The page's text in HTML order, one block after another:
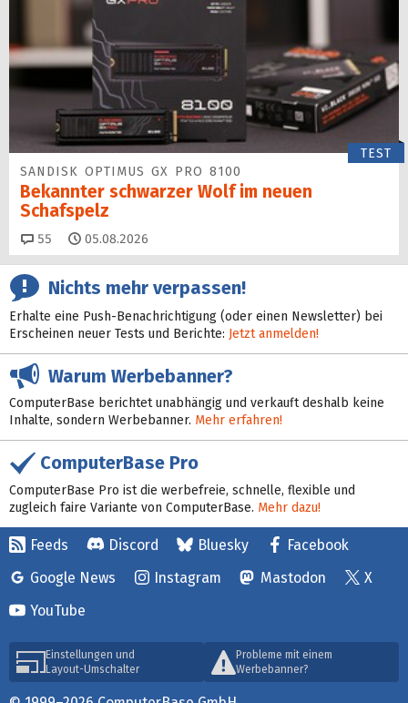
TEST
SANDISK OPTIMUS GX PRO 8100
Bekannter schwarzer Wolf im neuen
Schafspelz
55 Kommentare
05.08.2026
Nichts mehr verpassen!
Erhalte eine Push-Benachrichtigung (oder einen Newsletter) bei
Erscheinen neuer Tests und Berichte: Jetzt anmelden!
Warum Werbebanner?
ComputerBase berichtet unabhängig und verkauft deshalb keine
Inhalte, sondern Werbebanner. Mehr erfahren!
ComputerBase Pro
ComputerBase Pro ist die werbefreie, schnelle, flexible und
zugleich faire Variante von ComputerBase. Mehr dazu!
Feeds Discord Bluesky
Facebook
Google News
Instagram Mastodon
X
YouTube
Einstellungen und
Layout-Umschalter
Probleme mit einem
Werbebanner?